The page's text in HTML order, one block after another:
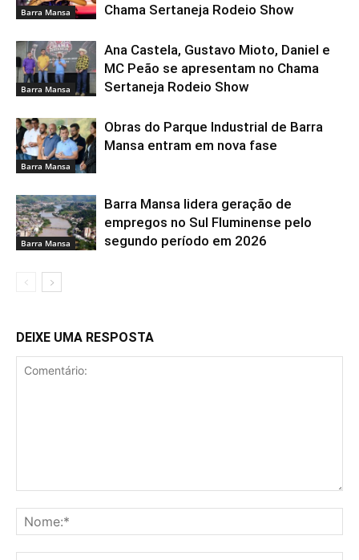
Barra Mansa
Chama Sertaneja Rodeio Show
Barra Mansa
Ana Castela, Gustavo Mioto, Daniel e
MC Peão se apresentam no Chama
Sertaneja Rodeio Show
Barra Mansa
Obras do Parque Industrial de Barra
Mansa entram em nova fase
Barra Mansa
Barra Mansa lidera geração de
empregos no Sul Fluminense pelo
segundo período em 2026
DEIXE UMA RESPOSTA